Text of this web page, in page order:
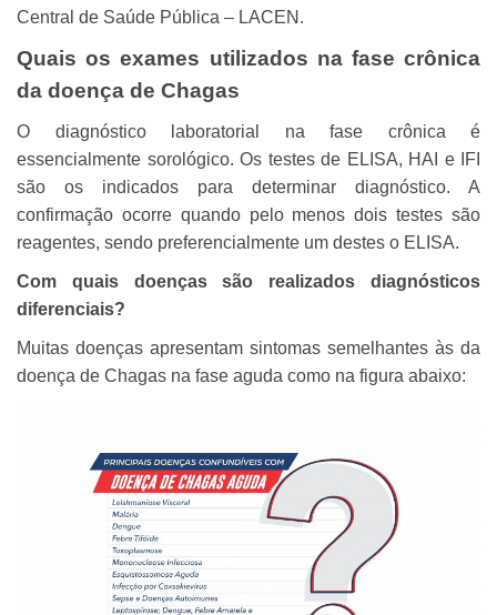
Central de Saúde Pública – LACEN.
Quais os exames utilizados na fase crônica
da doença de Chagas
O diagnóstico laboratorial na fase crônica é
essencialmente sorológico. Os testes de ELISA, HAI e IFI
são os indicados para determinar diagnóstico. A
confirmação ocorre quando pelo menos dois testes são
reagentes, sendo preferencialmente um destes o ELISA.
Com quais doenças são realizados diagnósticos
diferenciais?
Muitas doenças apresentam sintomas semelhantes às da
doença de Chagas na fase aguda como na figura abaixo: